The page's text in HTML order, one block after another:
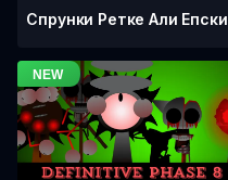
Спрунки Ретке Али Епски